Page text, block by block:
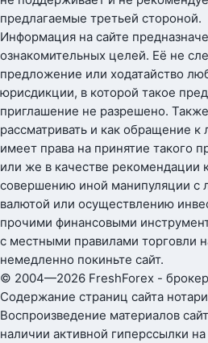
предлагаемые третьей стороной.
Информация на сайте
ознакомительных целей. Её не
предложение или ходатайство
юрисдикции, в которой такое
приглашение не разрешено.
рассматривать и как обращение
имеет права на принятие такого
или же в качестве рекомендации
совершению иной манипуляции с
валютой или осуществлению
прочими финансовыми
с местными правилами торговли
немедленно покиньте сайт.
© 2004—2026 FreshForex -
Содержание страниц сайта
Воспроизведение материалов
наличии активной гиперссылки